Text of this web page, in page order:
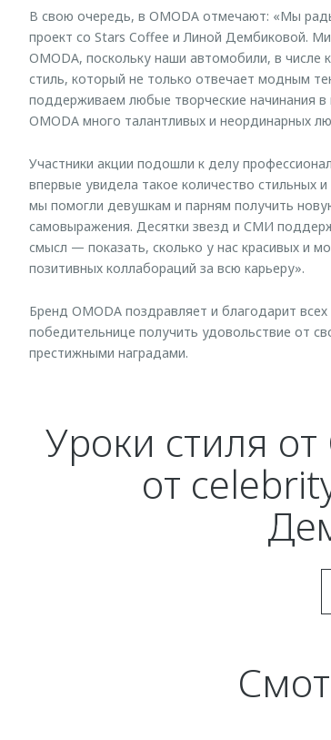
В свою очередь, в OMODA отмечают: «Мы
проект со Stars Coffee и Линой Дембиковой.
OMODA, поскольку наши автомобили, в числе
стиль, который не только отвечает модным
поддерживаем любые творческие начинания
OMODA много талантливых и неординарных
Участники акции подошли к делу
впервые увидела такое количество стильных
мы помогли девушкам и парням получить
самовыражения. Десятки звезд и СМИ
смысл — показать, сколько у нас красивых и
позитивных коллабораций за всю карьеру».
Бренд OMODA поздравляет и благодарит
победительнице получить удовольствие от
престижными наградами.
Уроки стиля
от